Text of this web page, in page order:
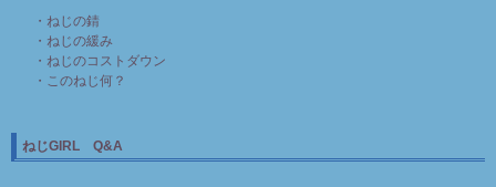
・ねじの錆
・ねじの緩み
・ねじのコストダウン
・このねじ何？
ねじGIRL Q&A